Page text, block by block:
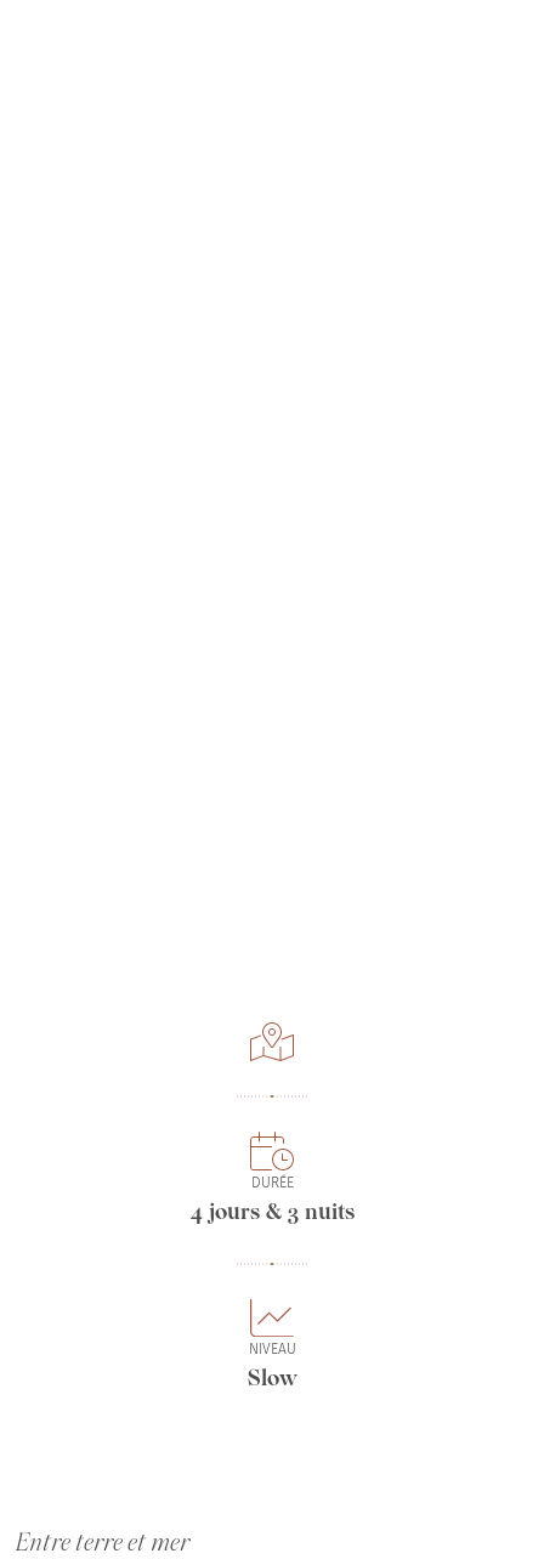
DURÉE
4 jours & 3 nuits
NIVEAU
Slow
Entre terre et mer